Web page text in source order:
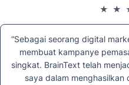
“Sebagai seorang digital
membuat kampanye
singkat. BrainText telah
saya dalam